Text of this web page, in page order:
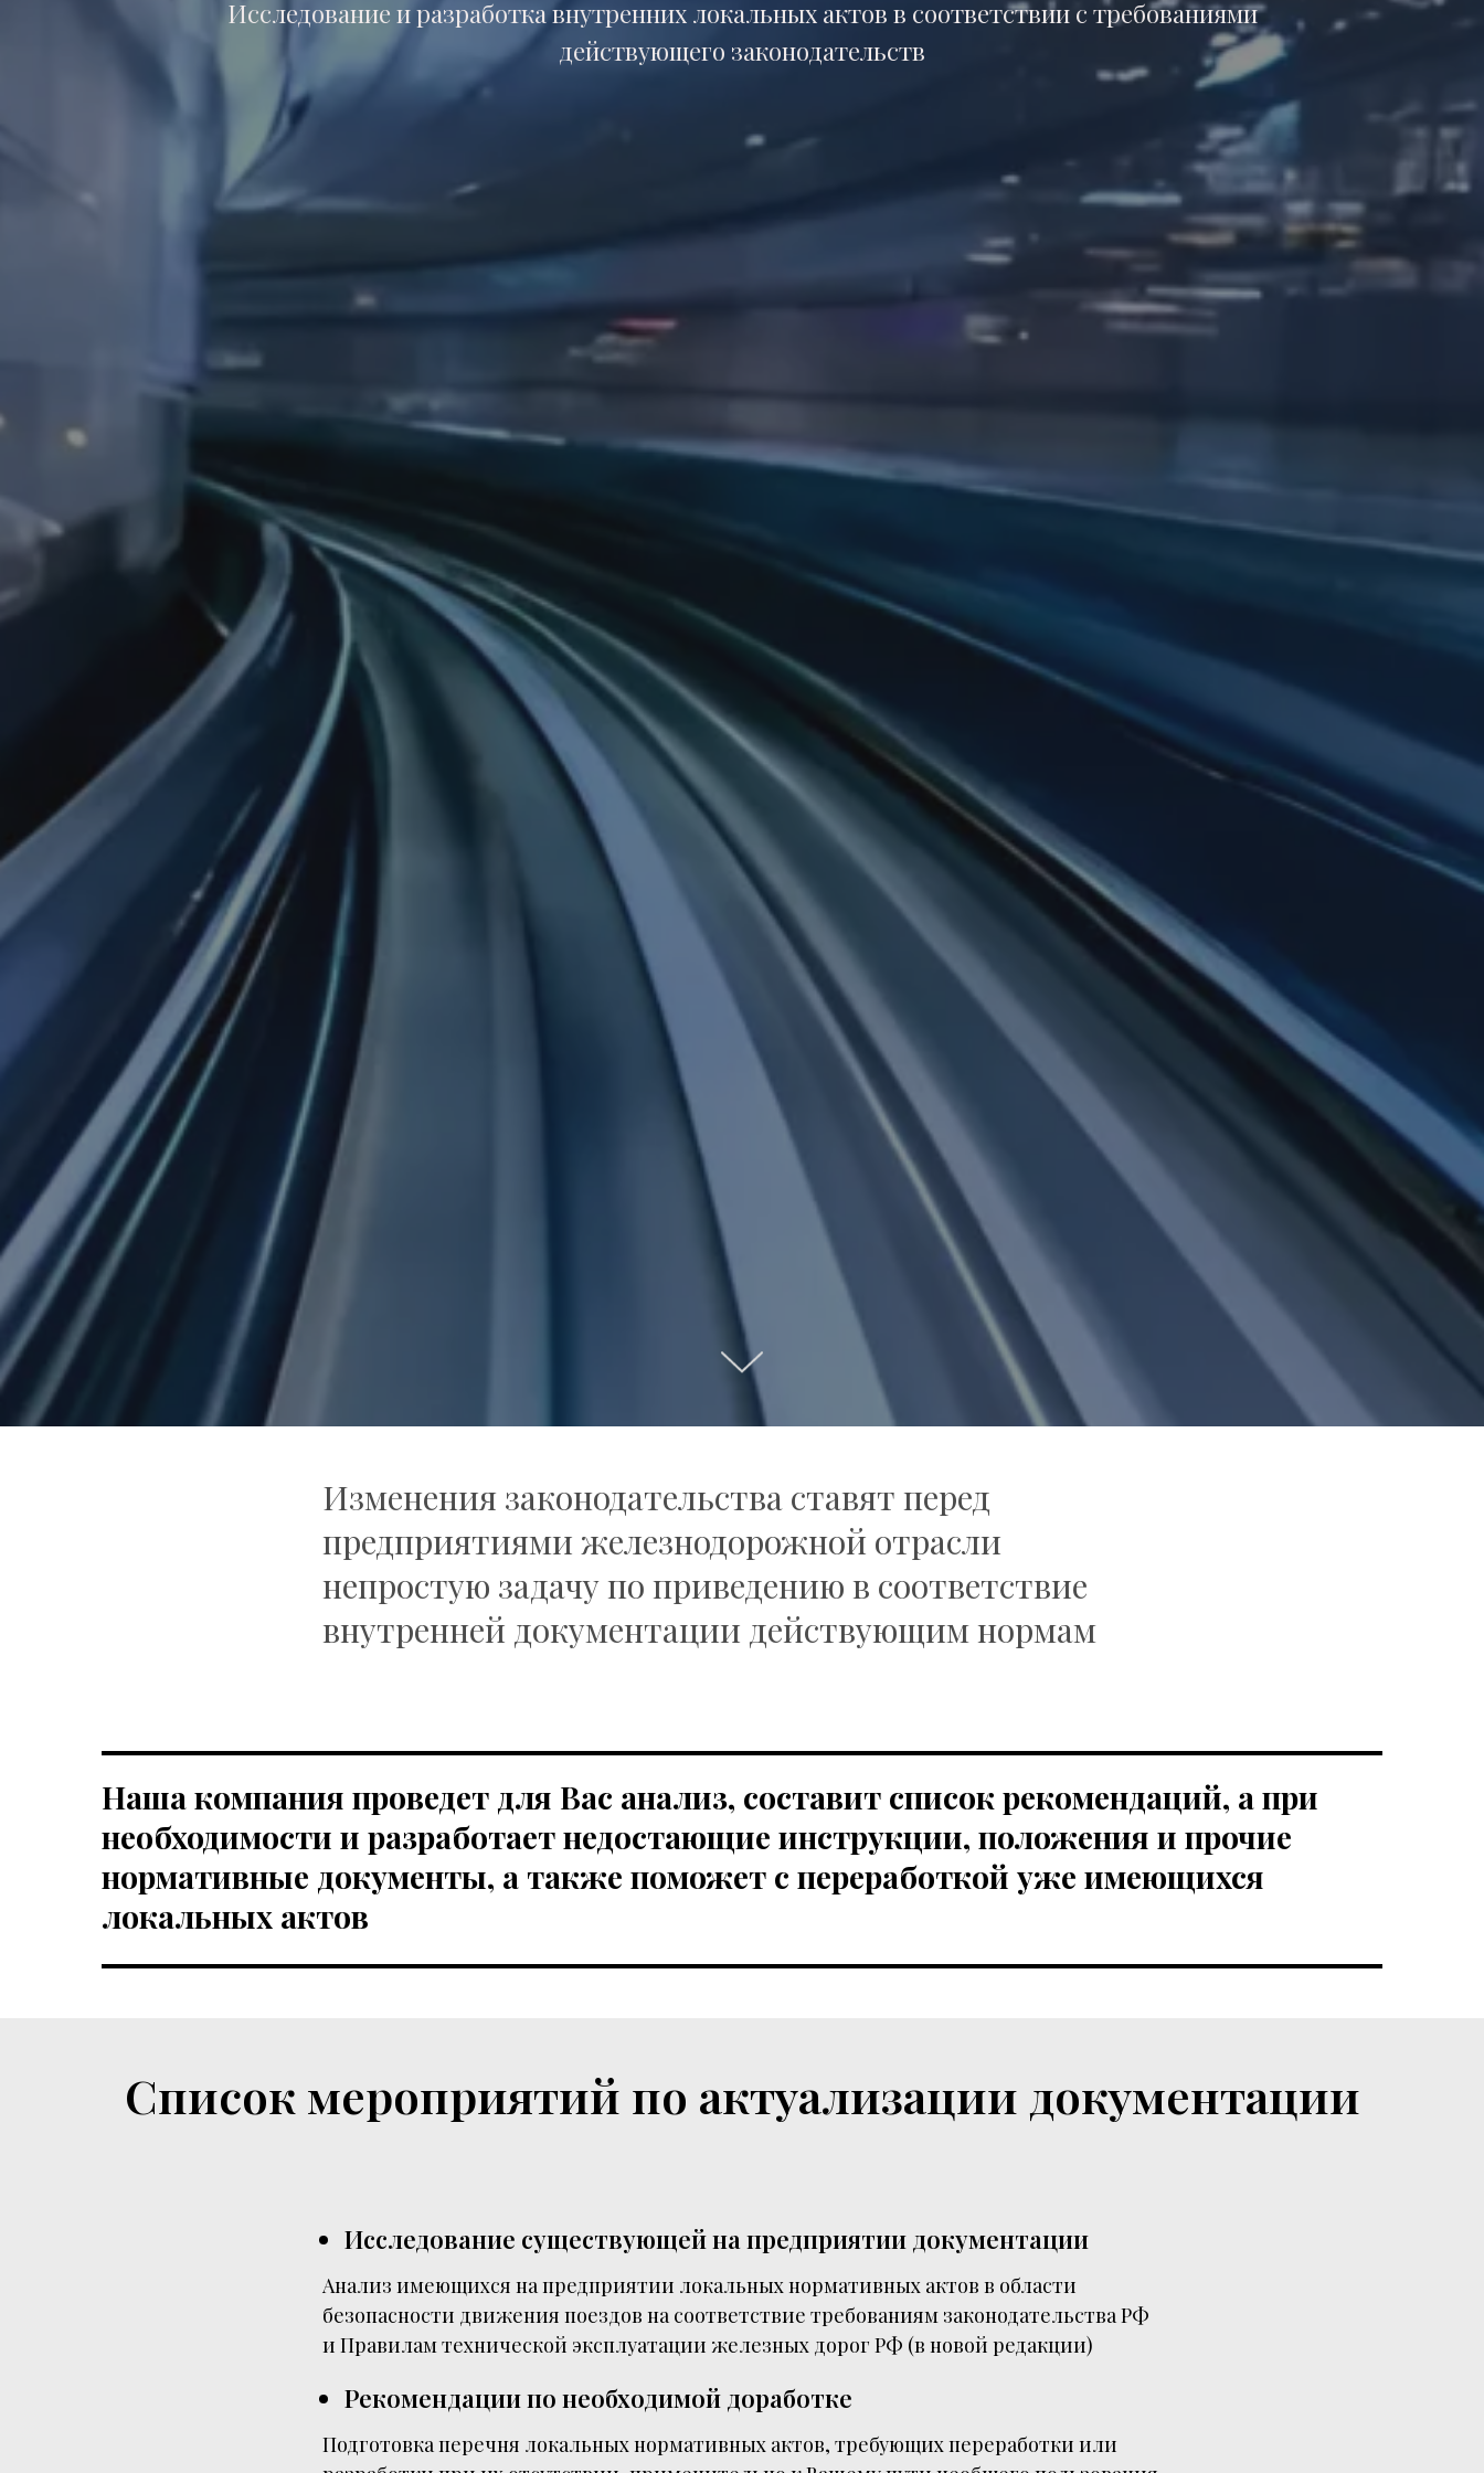
Исследование и разработка внутренних локальных актов в соответствии с требованиями
действующего законодательств
Изменения законодательства ставят перед
предприятиями железнодорожной отрасли
непростую задачу по приведению в соответствие
внутренней документации действующим нормам
Наша компания проведет для Вас анализ, составит список рекомендаций, а при
необходимости и разработает недостающие инструкции, положения и прочие
нормативные документы, а также поможет с переработкой уже имеющихся
локальных актов
Список мероприятий по актуализации документации
Исследование существующей на предприятии документации
Анализ имеющихся на предприятии локальных нормативных актов в области
безопасности движения поездов на соответствие требованиям законодательства РФ
и Правилам технической эксплуатации железных дорог РФ (в новой редакции)
Рекомендации по необходимой доработке
Подготовка перечня локальных нормативных актов, требующих переработки или